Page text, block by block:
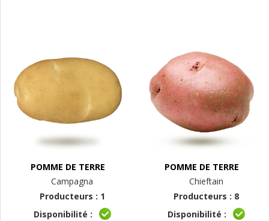
POMME DE TERRE
Campagna
Producteurs : 1
Disponibilité :
POMME DE TERRE
Chieftain
Producteurs : 8
Disponibilité :